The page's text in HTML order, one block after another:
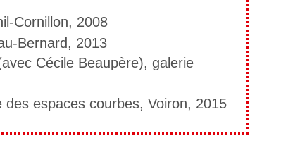
Cornillon, 2008
Bernard, 2013
Cécile Beaupère), galerie
des espaces courbes, Voiron, 2015